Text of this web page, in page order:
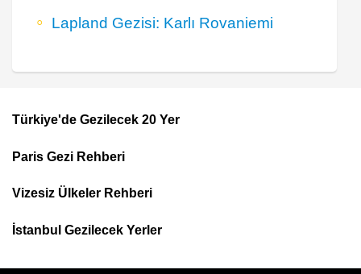
Lapland Gezisi: Karlı Rovaniemi
Footer
Top
Menu
Türkiye'de Gezilecek 20 Yer
Paris Gezi Rehberi
Vizesiz Ülkeler Rehberi
İstanbul Gezilecek Yerler